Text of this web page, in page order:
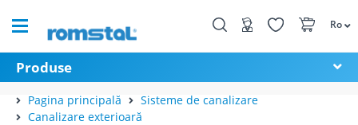
Ro
Produse
Pagina principală
Sisteme de canalizare
Canalizare exterioară